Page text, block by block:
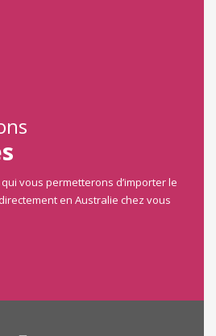
vous permetterons d’importer le
en Australie chez vous